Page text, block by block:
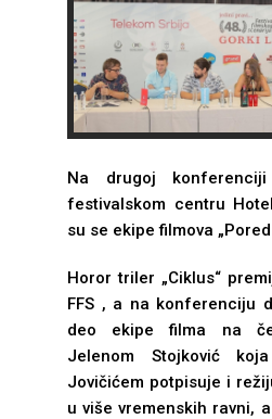
Na drugoj
festivalskom centru
su se ekipe filmova „Pored
Horor triler „Ciklus“
FFS , a na konferenciju
deo ekipe filma na
Jelenom Stojković
Jovičićem potpisuje i
u više vremenskih ravni,